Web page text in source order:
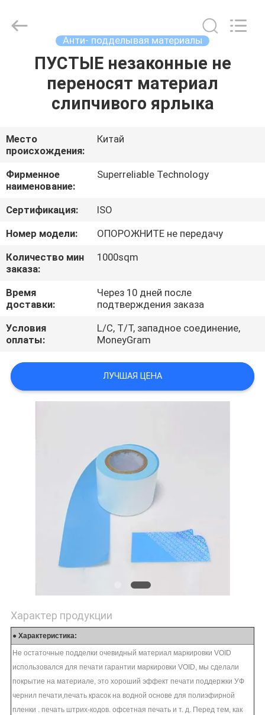
ДОМ
ПРОДУКТЫ
ВИДЕО
О
НАС
ПУТЕШЕСТВИЕ
ФАБРИКИ
ПРОВЕРКА
КАЧЕСТВА
СВЯЖИТЕСЬ
МЫ
НОВОСТИ
PRIVACY
TECHNOLOGY
CO,LTD.
Анти- подделывая материалы
ПУСТЫЕ незаконные не
переносят материал
слипчивого ярлыка
Место
происхождения:
Китай
Фирменное
наименование:
Superreliable Technology
Сертификация:
ISO
Номер модели:
ОПОРОЖНИТЕ не передачу
Количество мин
заказа:
1000sqm
Время
доставки:
Через 10 дней после
подтверждения заказа
Условия
оплаты:
L/C, T/T, западное соединение,
MoneyGram
ЛУЧШАЯ ЦЕНА
Характер продукции
● Характеристика:
Не остаточные подделки очевидный материал маркировки VOID
использовался для печати гарантии маркировки VOID, мы сделали
покрытие на материале, это хороший эффект печати поддержки УФ
чернил печати,печать красок на водной основе для полиэфирной
пленки . печать штрих-кодов. офсетная печать и т. д. Перед тем, как